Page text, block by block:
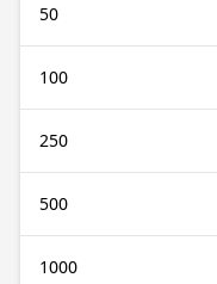
50
100
250
500
1000